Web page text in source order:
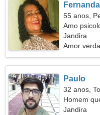
Fernanda
55 anos,
Amo
Jandira
Amor
Paulo
32 anos,
Homem
Jandira